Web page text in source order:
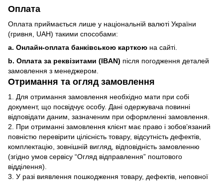
Оплата
Оплата приймається лише у національній валюті України
(гривня, UAH) такими способами:
a. Онлайн-оплата банківською карткою на сайті.
b. Оплата за реквізитами (IBAN) після погодження деталей
замовлення з менеджером.
Отримання та огляд замовлення
1. Для отримання замовлення необхідно мати при собі
документ, що посвідчує особу. Дані одержувача повинні
відповідати даним, зазначеним при оформленні замовлення.
2. При отриманні замовлення клієнт має право і зобов’язаний
повністю перевірити цілісність товару, відсутність дефектів,
комплектацію, зовнішній вигляд, відповідність замовленню
(згідно умов сервісу “Огляд відправлення” поштового
відділення).
3. У разі виявлення пошкодження товару, дефектів, неповної